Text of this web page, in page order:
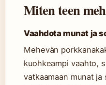
Miten teen
Vaahdota munat ja
Mehevän
kuohkeampi vaahto,
vatkaamaan munat